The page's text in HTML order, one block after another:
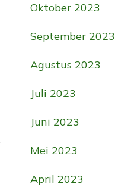
Oktober 2023
September 2023
Agustus 2023
Juli 2023
Juni 2023
Mei 2023
April 2023